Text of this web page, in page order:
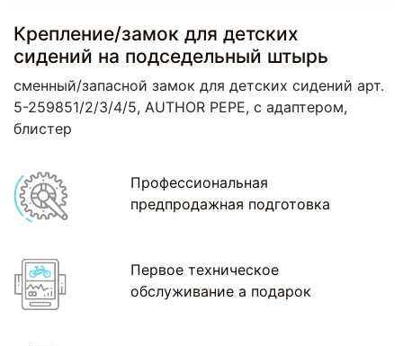
Крепление/замок для детских
сидений на подседельный штырь
сменный/запасной замок для детских сидений арт.
5-259851/2/3/4/5, AUTHOR PEPE, с адаптером,
блистер
Профессиональная
предпродажная подготовка
Первое техническое
обслуживание а подарок